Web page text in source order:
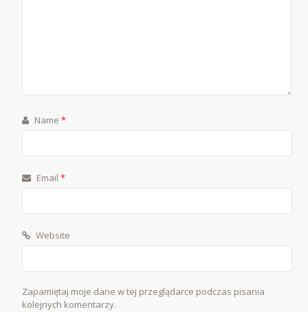
Name*
Email*
Website
Zapamiętaj moje dane w tej przeglądarce podczas pisania
kolejnych komentarzy.